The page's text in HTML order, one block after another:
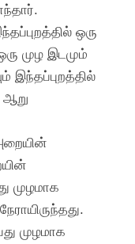
ஒரு
முழ இடமும்
இந்தப்புறத்தில்
ஆறு
முழமாக
முழமாக